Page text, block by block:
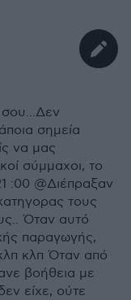
σου...Δεν
σημεία
να μας
σύμμαχοι, το
:00 @Διέπραξαν
τους
Όταν αυτό
παραγωγής,
κλπ Όταν από
βοήθεια με
είχε, ούτε